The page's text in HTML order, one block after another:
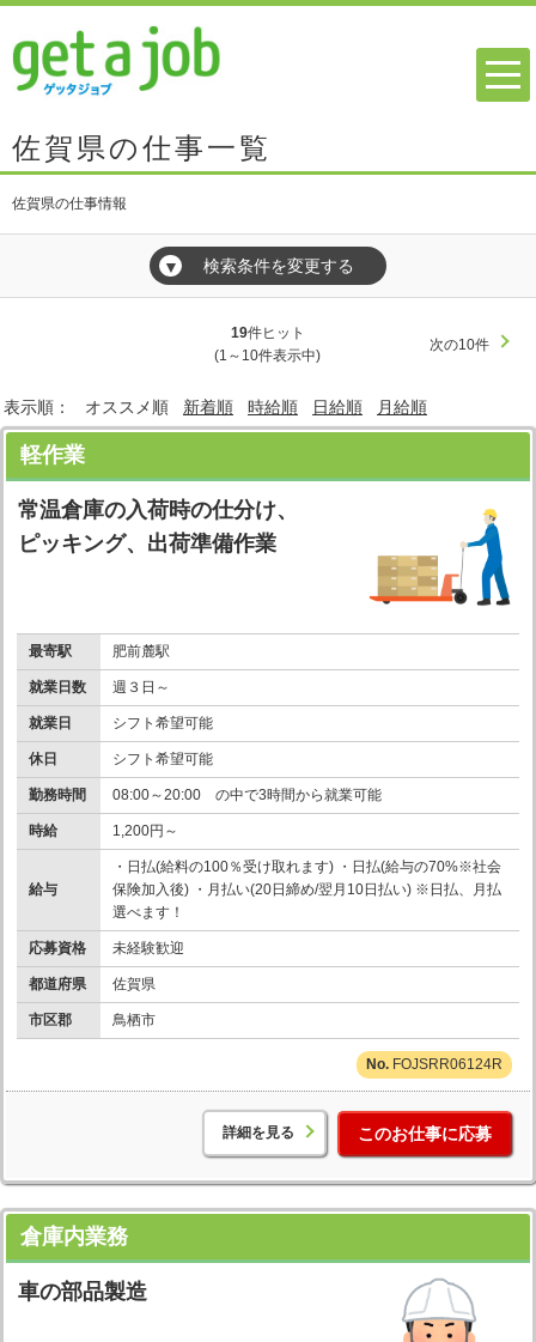
佐賀県の仕事一覧
佐賀県の仕事情報
▼ 検索条件を変更する
19件ヒット
(1～10件表示中)
次の10件
表示順： オススメ順 新着順 時給順 日給順 月給順
軽作業
常温倉庫の入荷時の仕分け、
ピッキング、出荷準備作業
最寄駅 肥前麓駅
就業日数 週３日～
就業日 シフト希望可能
休日 シフト希望可能
勤務時間 08:00～20:00 の中で3時間から就業可能
時給 1,200円～
給与
・日払(給料の100％受け取れます) ・日払(給与の70%※社会
保険加入後) ・月払い(20日締め/翌月10日払い) ※日払、月払
選べます！
応募資格 未経験歓迎
都道府県 佐賀県
市区郡 鳥栖市
FOJSRR06124R
詳細を見る このお仕事に応募
倉庫内業務
車の部品製造